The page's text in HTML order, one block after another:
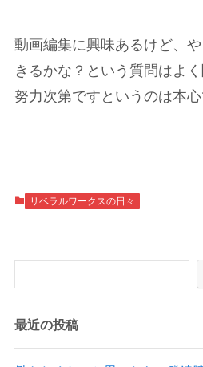
動画編集に興味あるけど、
きるかな？という質問はよ
努力次第ですというのは本心
リベラルワークスの日々
最近の投稿